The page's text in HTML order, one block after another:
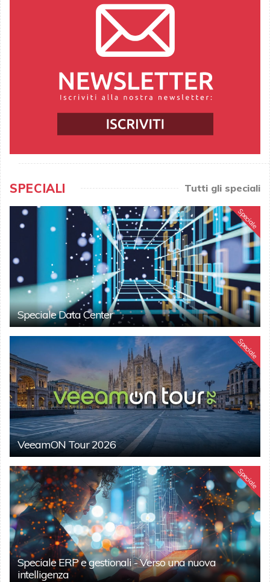
SPECIALI Tutti gli speciali
Speciale
Speciale Data Center
Speciale
VeeamON Tour 2026
Speciale
Speciale ERP e gestionali - Verso una nuova
intelligenza